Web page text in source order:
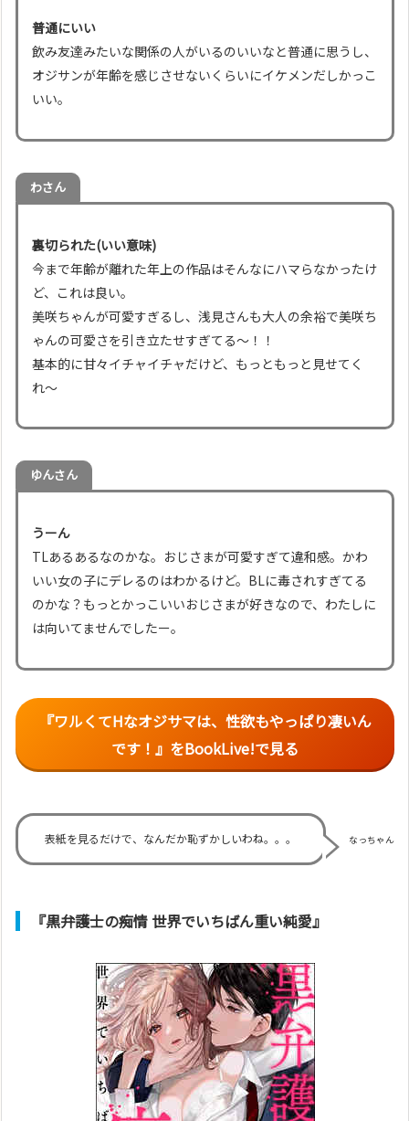
普通にいい
飲み友達みたいな関係の人がいるのいいなと普通に思うし、
オジサンが年齢を感じさせないくらいにイケメンだしかっこ
いい。
わさん
裏切られた(いい意味)
今まで年齢が離れた年上の作品はそんなにハマらなかったけ
ど、これは良い。
美咲ちゃんが可愛すぎるし、浅見さんも大人の余裕で美咲ち
ゃんの可愛さを引き立たせすぎてる〜！！
基本的に甘々イチャイチャだけど、もっともっと見せてく
れ〜
ゆんさん
うーん
TLあるあるなのかな。おじさまが可愛すぎて違和感。かわ
いい女の子にデレるのはわかるけど。BLに毒されすぎてる
のかな？もっとかっこいいおじさまが好きなので、わたしに
は向いてませんでしたー。
『ワルくてHなオジサマは、性欲もやっぱり凄いん
です！』をBookLive!で見る
なっちゃん
表紙を見るだけで、なんだか恥ずかしいわね。。。
『黒弁護士の痴情 世界でいちばん重い純愛』